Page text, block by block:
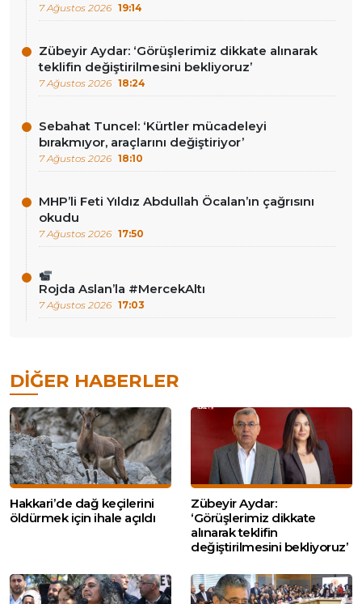
7 Ağustos 2026 19:14
Zübeyir Aydar: ‘Görüşlerimiz dikkate alınarak
teklifin değiştirilmesini bekliyoruz’
7 Ağustos 2026 18:24
Sebahat Tuncel: ‘Kürtler mücadeleyi
bırakmıyor, araçlarını değiştiriyor’
7 Ağustos 2026 18:10
MHP’li Feti Yıldız Abdullah Öcalan’ın çağrısını
okudu
7 Ağustos 2026 17:50
Rojda Aslan’la #MercekAltı
7 Ağustos 2026 17:03
DIĞER HABERLER
Hakkari’de dağ keçilerini
öldürmek için ihale açıldı
Zübeyir Aydar:
‘Görüşlerimiz dikkate
alınarak teklifin
değiştirilmesini bekliyoruz’